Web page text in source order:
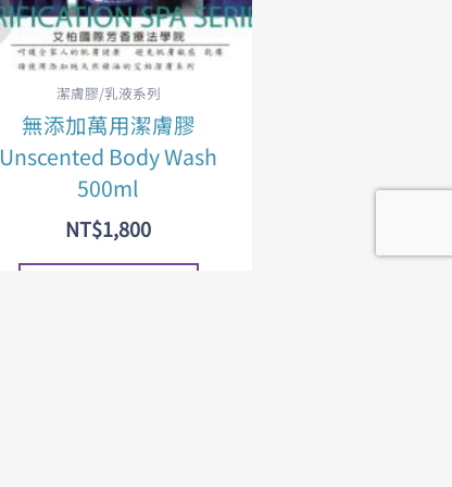
潔膚膠/乳液系列
無添加萬用潔膚膠
Unscented Body Wash
500ml
NT$1,800